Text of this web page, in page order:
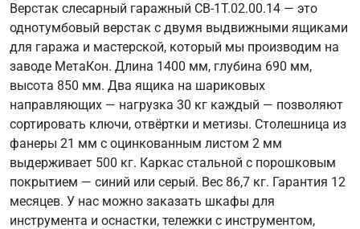
Верстак слесарный гаражный СВ-1Т.02.00.14 — это
однотумбовый верстак с двумя выдвижными ящиками
для гаража и мастерской, который мы производим на
заводе МетаКон. Длина 1400 мм, глубина 690 мм,
высота 850 мм. Два ящика на шариковых
направляющих — нагрузка 30 кг каждый — позволяют
сортировать ключи, отвёртки и метизы. Столешница из
фанеры 21 мм с оцинкованным листом 2 мм
выдерживает 500 кг. Каркас стальной с порошковым
покрытием — синий или серый. Вес 86,7 кг. Гарантия 12
месяцев. У нас можно заказать шкафы для
инструмента и оснастки, тележки с инструментом,